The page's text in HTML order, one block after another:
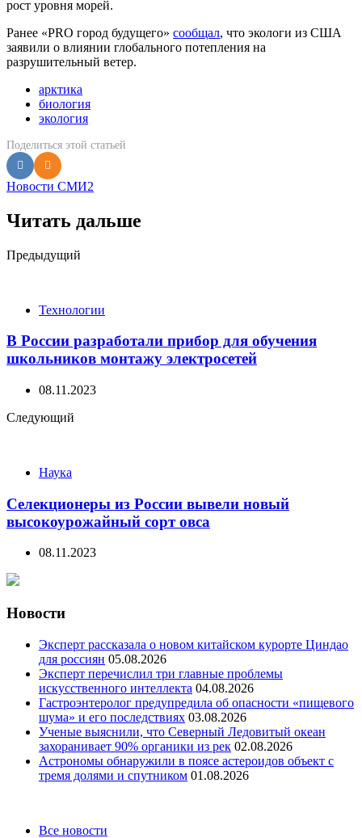
рост уровня морей.
Ранее «PRO город будущего» сообщал, что экологи из США
заявили о влиянии глобального потепления на
разрушительный ветер.
арктика
биология
экология
Поделиться этой статьей
Новости СМИ2
Читать дальше
Post
Предыдущий
Технологии
В России разработали прибор для обучения
школьников монтажу электросетей
08.11.2023
Следующий
Наука
Селекционеры из России вывели новый
высокоурожайный сорт овса
08.11.2023
Новости
Эксперт рассказала о новом китайском курорте Циндао
для россиян 05.08.2026
Эксперт перечислил три главные проблемы
искусственного интеллекта 04.08.2026
Гастроэнтеролог предупредила об опасности «пищевого
шума» и его последствиях 03.08.2026
Ученые выяснили, что Северный Ледовитый океан
захоранивает 90% органики из рек 02.08.2026
Астрономы обнаружили в поясе астероидов объект с
тремя долями и спутником 01.08.2026
CategoriesВсе новости